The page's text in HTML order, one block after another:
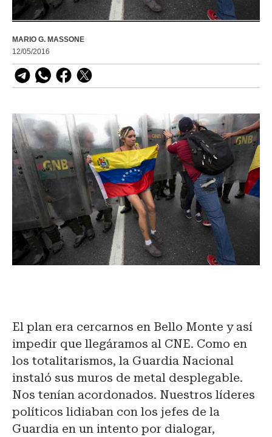
MARIO G. MASSONE
12/05/2016
El plan era cercarnos en Bello Monte y así
impedir que llegáramos al CNE. Como en
los totalitarismos, la Guardia Nacional
instaló sus muros de metal desplegable.
Nos tenían acordonados. Nuestros líderes
políticos lidiaban con los jefes de la
Guardia en un intento por dialogar,